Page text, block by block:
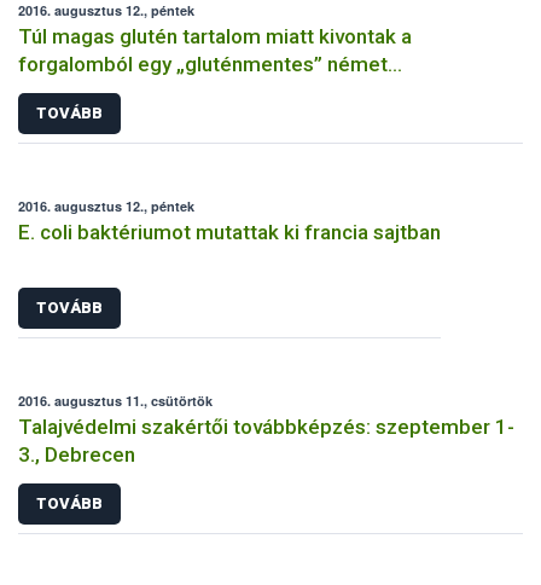
2016. augusztus 12., péntek
Túl magas glutén tartalom miatt kivontak a
forgalomból egy „gluténmentes” német
gabonamorzsát
TOVÁBB
2016. augusztus 12., péntek
E. coli baktériumot mutattak ki francia sajtban
TOVÁBB
2016. augusztus 11., csütörtök
Talajvédelmi szakértői továbbképzés: szeptember 1-
3., Debrecen
TOVÁBB